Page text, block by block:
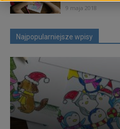
żłobku,
9 maja 2018
Najpopularniejsze wpisy